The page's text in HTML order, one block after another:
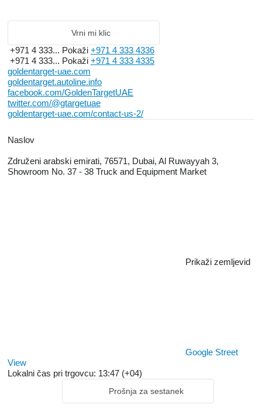
Vrni mi klic
+971 4 333... Pokaži +971 4 333 4336
+971 4 333... Pokaži +971 4 333 4335
goldentarget-uae.com
goldentarget.autoline.info
facebook.com/GoldenTargetUAE
twitter.com/@gtargetuae
goldentarget-uae.com/contact-us-2/
Naslov
Združeni arabski emirati, 76571, Dubai, Al Ruwayyah 3,
Showroom No. 37 - 38 Truck and Equipment Market
Prikaži zemljevid
Google Street
View
Lokalni čas pri trgovcu: 13:47 (+04)
Prošnja za sestanek